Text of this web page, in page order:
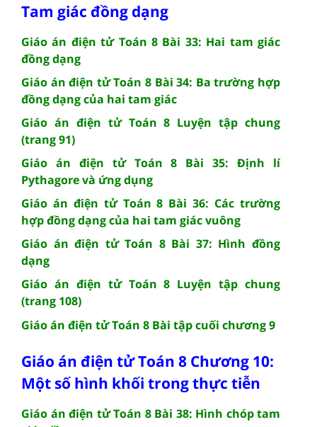
Tam giác đồng dạng
Giáo án điện tử Toán 8 Bài 33: Hai tam giác
đồng dạng
Giáo án điện tử Toán 8 Bài 34: Ba trường hợp
đồng dạng của hai tam giác
Giáo án điện tử Toán 8 Luyện tập chung
(trang 91)
Giáo án điện tử Toán 8 Bài 35: Định lí
Pythagore và ứng dụng
Giáo án điện tử Toán 8 Bài 36: Các trường
hợp đồng dạng của hai tam giác vuông
Giáo án điện tử Toán 8 Bài 37: Hình đồng
dạng
Giáo án điện tử Toán 8 Luyện tập chung
(trang 108)
Giáo án điện tử Toán 8 Bài tập cuối chương 9
Giáo án điện tử Toán 8 Chương 10:
Một số hình khối trong thực tiễn
Giáo án điện tử Toán 8 Bài 38: Hình chóp tam